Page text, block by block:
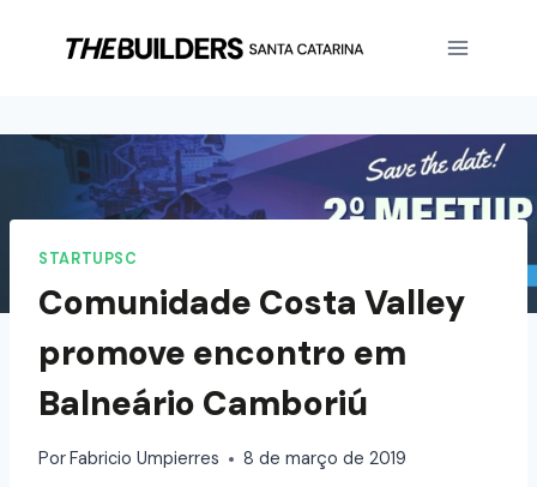
STARTUPSC
Comunidade Costa Valley
promove encontro em
Balneário Camboriú
PorFabricio Umpierres 8 de março de 2019